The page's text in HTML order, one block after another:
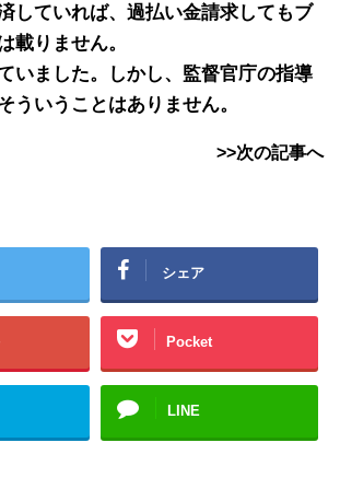
していれば、過払い金請求してもブ
載りません。
いました。しかし、監督官庁の指導
ういうことはありません。
>>次の記事へ
シェア
Pocket
LINE